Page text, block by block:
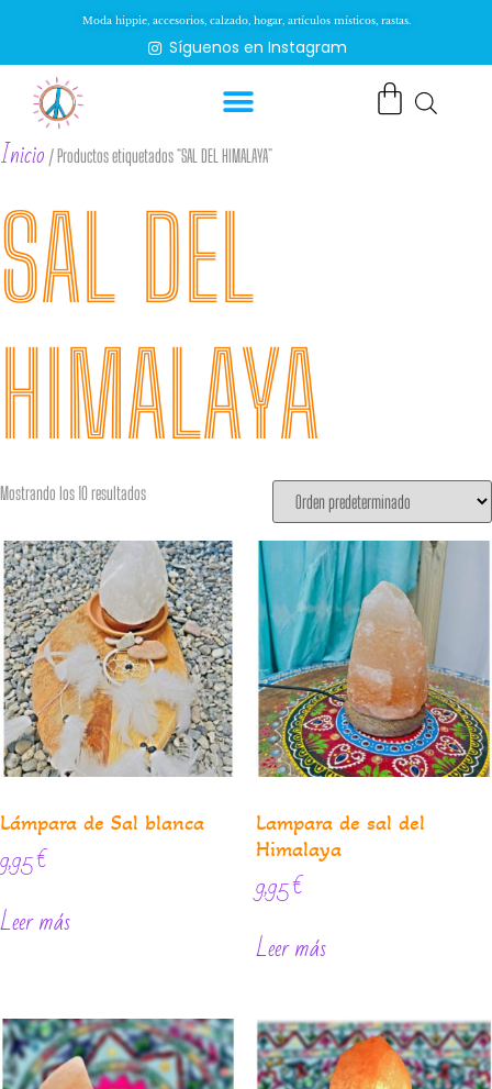
Moda hippie, accesorios, calzado, hogar, artículos místicos, rastas.
Síguenos en Instagram
Inicio / Productos etiquetados “SAL DEL HIMALAYA”
SAL DEL
HIMALAYA
Mostrando los 10 resultados
Lámpara de Sal blanca
9,95€
Leer más
Lampara de sal del
Himalaya
9,95€
Leer más